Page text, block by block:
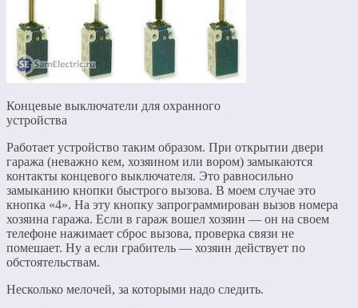
Концевые выключатели для охранного
устройства
Работает устройство таким образом. При открытии двери
гаража (неважно кем, хозяином или вором) замыкаются
контакты концевого выключателя. Это равносильно
замыканию кнопки быстрого вызова. В моем случае это
кнопка «4». На эту кнопку запрограммирован вызов номера
хозяина гаража. Если в гараж вошел хозяин — он на своем
телефоне нажимает сброс вызова, проверка связи не
помешает. Ну а если грабитель — хозяин действует по
обстоятельствам.
Несколько мелочей, за которыми надо следить.